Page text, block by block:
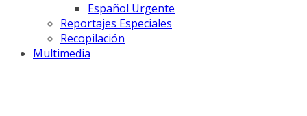
Español Urgente
Reportajes Especiales
Recopilación
Multimedia